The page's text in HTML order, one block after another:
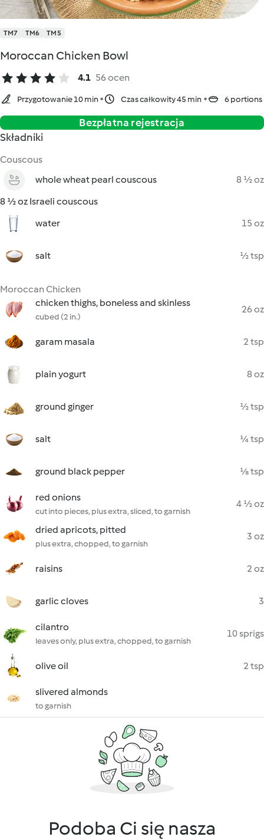
TM7 TM6 TM5
Moroccan Chicken Bowl
4.1 56 ocen
Przygotowanie 10 min Czas całkowity 45 min 6 portions
Bezpłatna rejestracja
Składniki
Couscous
whole wheat pearl couscous
8 ½ oz
8 ½ oz Israeli couscous
water
15 oz
salt ½ tsp
Moroccan Chicken
chicken thighs, boneless and skinless
cubed (2 in.)
26 oz
garam masala 2 tsp
plain yogurt 8 oz
ground ginger ½ tsp
salt ¼ tsp
ground black pepper ⅛ tsp
red onions
cut into pieces, plus extra, sliced, to garnish
4 ½ oz
dried apricots, pitted
plus extra, chopped, to garnish
3 oz
raisins 2 oz
garlic cloves 3
cilantro
leaves only, plus extra, chopped, to garnish
10 sprigs
olive oil 2 tsp
slivered almonds
to garnish
Podoba Ci się nasza